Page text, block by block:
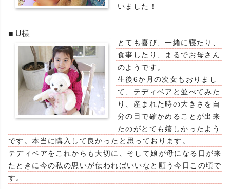
いました！
■ U様
とても喜び、一緒に寝たり、
食事したり、まるでお母さん
のようです。
生後6か月の次女もおりまし
て、テディベアと並べてみた
り、産まれた時の大きさを自
分の目で確かめることが出来
たのがとても嬉しかったよう
です。本当に購入して良かったと思っております。
テディベアをこれからも大切に、そして娘が母になる日が来
たときに今の私の思いが伝わればいいなと願う今日この頃で
す。